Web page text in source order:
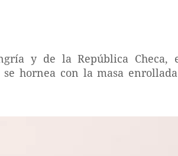
y de la República Checa,
hornea con la masa